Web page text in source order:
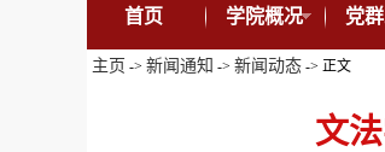
首页 学院概况 党
主页 -> 新闻通知 -> 新闻动态 -> 正文
文